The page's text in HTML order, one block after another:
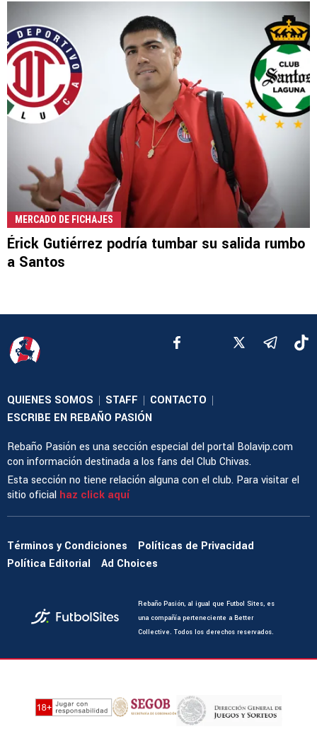
MERCADO DE FICHAJES
Érick Gutiérrez podría tumbar su salida rumbo
a Santos
QUIENES SOMOS | STAFF | CONTACTO |
ESCRIBE EN REBAÑO PASIÓN
Rebaño Pasión es una sección especial del portal Bolavip.com
con información destinada a los fans del Club Chivas.
Esta sección no tiene relación alguna con el club. Para visitar el
sitio oficial haz click aquí
Términos y Condiciones
Políticas de Privacidad
Política Editorial
Ad Choices
Rebaño Pasión, al igual que Futbol Sites, es
una compañía perteneciente a Better
Collective. Todos los derechos reservados.